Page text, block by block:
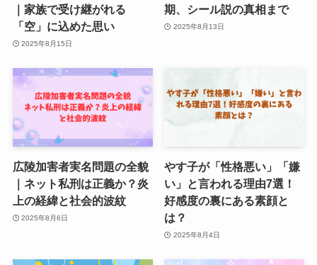
｜家族で受け継がれる
「空」に込めた思い
2025年8月15日
期、シール説の真相まで
2025年8月13日
広陵加害者実名問題の全貌
｜ネット私刑は正義か？炎
上の経緯と社会的波紋
2025年8月6日
やす子が「性格悪い」「嫌
い」と言われる理由7選！
好感度の裏にある素顔と
は？
2025年8月4日